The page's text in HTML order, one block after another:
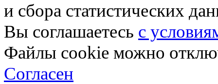
и сбора статистических
Вы соглашаетесь с
Файлы cookie можно
Согласен